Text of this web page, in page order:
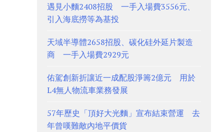
遇見小麵2408招股 一手入場費3556元、
引入海底撈等為基投
天域半導體2658招股、碳化硅外延片製造
商 一手入場費2929元
佑駕創新折讓近一成配股淨籌2億元 用於
L4無人物流車業務發展
57年歷史「頂好大光麵」宣布結束營運 去
年曾嘆難敵內地平價貨